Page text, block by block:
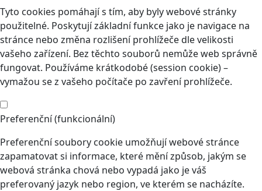
Tyto cookies pomáhají s tím, aby byly webové stránky
použitelné. Poskytují základní funkce jako je navigace na
stránce nebo změna rozlišení prohlížeče dle velikosti
vašeho zařízení. Bez těchto souborů nemůže web správně
fungovat. Používáme krátkodobé (session cookie) –
vymažou se z vašeho počítače po zavření prohlížeče.
Preferenční (funkcionální)
Preferenční soubory cookie umožňují webové stránce
zapamatovat si informace, které mění způsob, jakým se
webová stránka chová nebo vypadá jako je váš
preferovaný jazyk nebo region, ve kterém se nacházíte.